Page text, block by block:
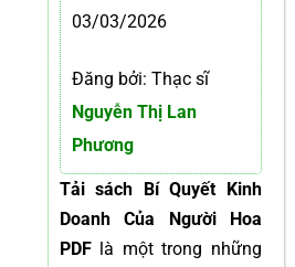
03/03/2026
Đăng bởi: Thạc sĩ
Nguyễn Thị Lan
Phương
Tải sách Bí Quyết Kinh
Doanh Của Người Hoa
PDFlà một trong những